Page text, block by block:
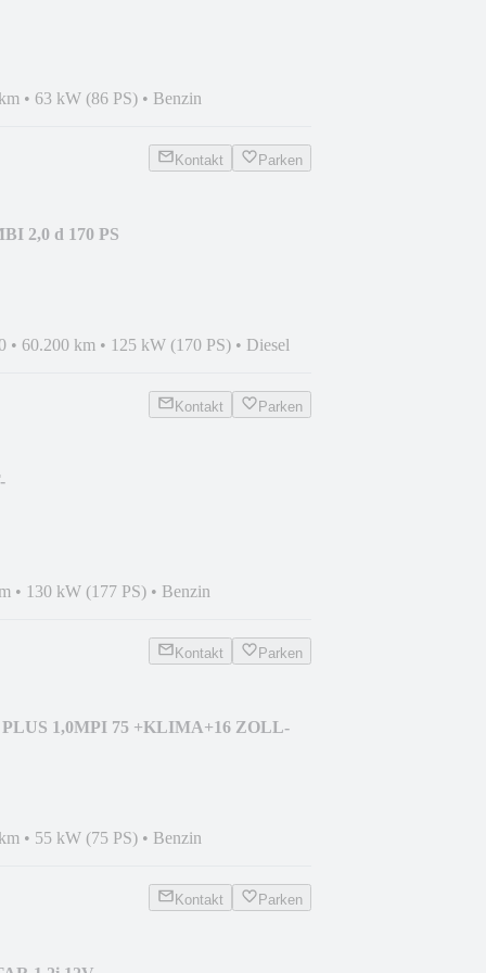
• 63 kW (86 PS) • Benzin
Kontakt Parken
2,0 d 170 PS
• 60.200 km • 125 kW (170 PS) • Diesel
Kontakt Parken
• 130 kW (177 PS) • Benzin
Kontakt Parken
1,0MPI 75 +KLIMA+16 ZOLL-
• 55 kW (75 PS) • Benzin
Kontakt Parken